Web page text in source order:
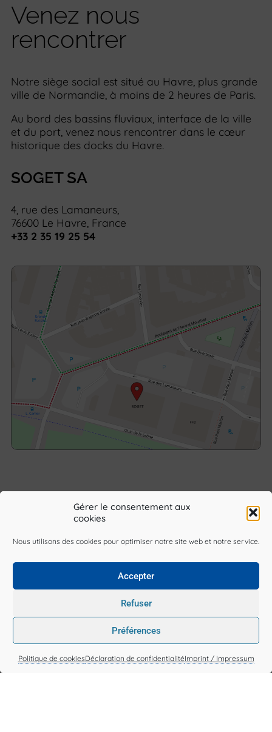
Gérer le consentement aux
cookies
Nous utilisons des cookies pour optimiser notre site web et notre service.
Accepter
Refuser
Préférences
Politique de cookiesDéclaration de confidentialitéImprint / Impressum
Venez nous
rencontrer
Notre siège social est situé au Havre, plus grande
ville de Normandie, à moins de 2 heures de Paris.
Au bord des bassins fluviaux, interface de la ville
et du port, venez nous rencontrer dans le cœur
historique des docks du Havre.
SOGET SA
4, rue des Lamaneurs,
76600 Le Havre, France
+33 2 35 19 25 54